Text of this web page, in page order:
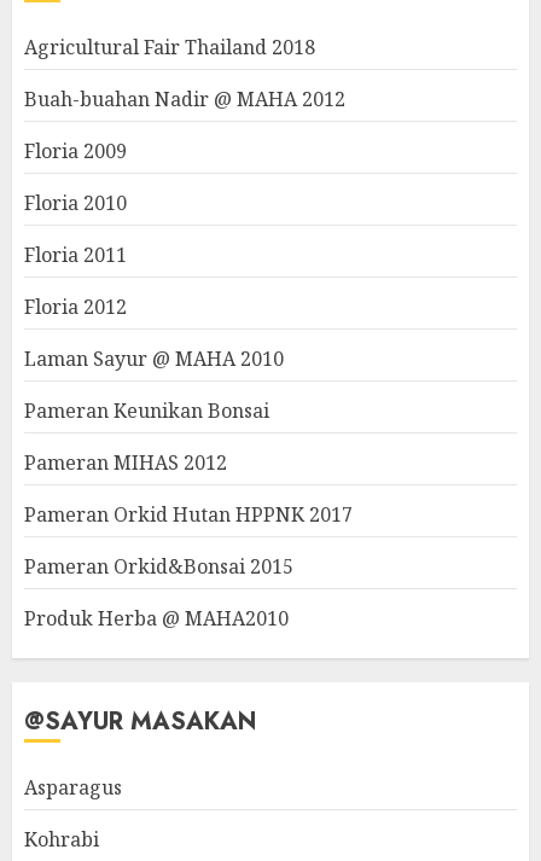
Agricultural Fair Thailand 2018
Buah-buahan Nadir @ MAHA 2012
Floria 2009
Floria 2010
Floria 2011
Floria 2012
Laman Sayur @ MAHA 2010
Pameran Keunikan Bonsai
Pameran MIHAS 2012
Pameran Orkid Hutan HPPNK 2017
Pameran Orkid&Bonsai 2015
Produk Herba @ MAHA2010
@SAYUR MASAKAN
Asparagus
Kohrabi